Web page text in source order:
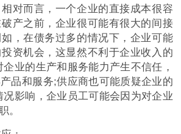
对而言，一个企业的直接成本很容
产之前，企业很可能有很大的间接
，在债务过多的情况下，企业可能
投资机会，这显然不利于企业收入的
业的生产和服务能力产生不信任，
品和服务;供应商也可能质疑企业的
影响，企业员工可能会因为对企业
。